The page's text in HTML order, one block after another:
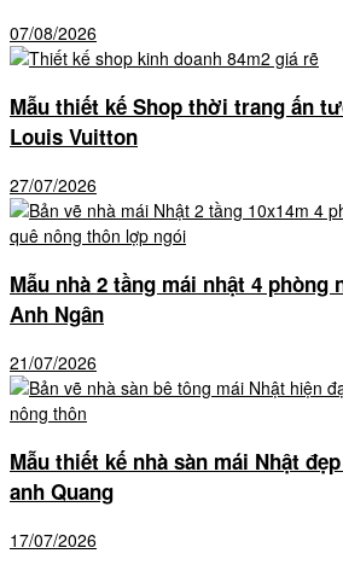
07/08/2026
Mẫu thiết kế Shop thời trang ấn
Louis Vuitton
27/07/2026
Mẫu nhà 2 tầng mái nhật 4 phòng
Anh Ngân
21/07/2026
Mẫu thiết kế nhà sàn mái Nhật
anh Quang
17/07/2026